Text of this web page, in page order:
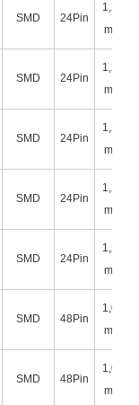
SMD 24Pin
1,27
mm
SMD 24Pin
1,27
mm
SMD 24Pin
1,27
mm
SMD 24Pin
1,27
mm
SMD 24Pin
1,27
mm
SMD 48Pin
1,02
mm
SMD 48Pin
1,02
mm